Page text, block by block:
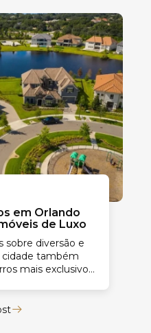
em Orlando
de Luxo
sobre diversão e
também
mais exclusivos